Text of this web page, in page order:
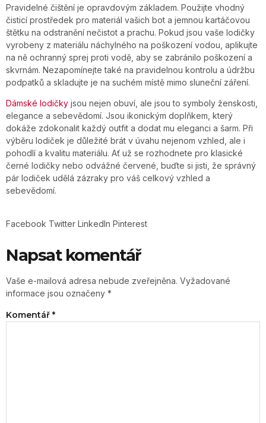
Pravidelné čištění je opravdovým základem. Použijte vhodný
čisticí prostředek pro materiál vašich bot a jemnou kartáčovou
štětku na odstranění nečistot a prachu. Pokud jsou vaše lodičky
vyrobeny z materiálu náchylného na poškození vodou, aplikujte
na ně ochranný sprej proti vodě, aby se zabránilo poškození a
skvrnám. Nezapomínejte také na pravidelnou kontrolu a údržbu
podpatků a skladujte je na suchém místě mimo sluneční záření.
Dámské lodičky jsou nejen obuví, ale jsou to symboly ženskosti,
elegance a sebevědomí. Jsou ikonickým doplňkem, který
dokáže zdokonalit každý outfit a dodat mu eleganci a šarm. Při
výběru lodiček je důležité brát v úvahu nejenom vzhled, ale i
pohodlí a kvalitu materiálu. Ať už se rozhodnete pro klasické
černé lodičky nebo odvážné červené, buďte si jisti, že správný
pár lodiček udělá zázraky pro váš celkový vzhled a
sebevědomí.
Facebook Twitter LinkedIn Pinterest
Napsat komentář
Vaše e-mailová adresa nebude zveřejněna. Vyžadované
informace jsou označeny *
Komentář *